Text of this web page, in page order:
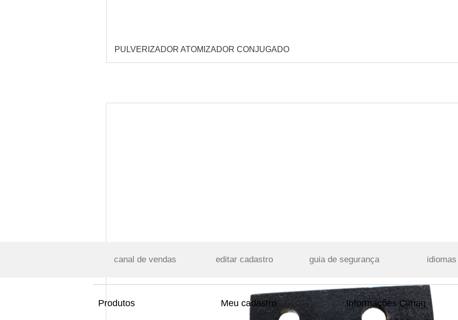
PULVERIZADOR ATOMIZADOR CONJUGADO
canal de vendas editar cadastro guia de segurança idiomas
Produtos Meu cadastro Informações Cimag